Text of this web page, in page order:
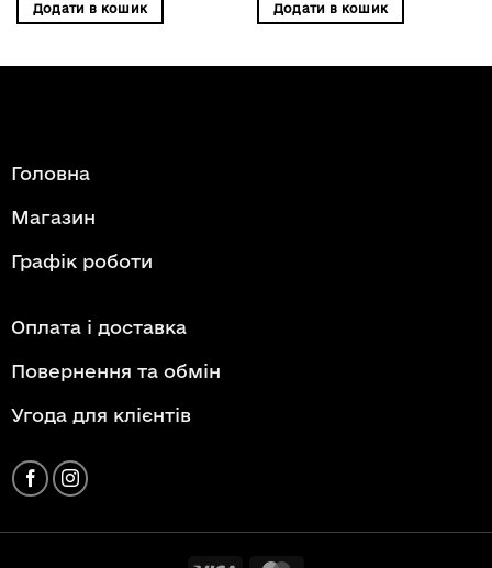
Додати в кошик Додати в кошик
Головна
Магазин
Графік роботи
Оплата і доставка
Повернення та обмін
Угода для клієнтів